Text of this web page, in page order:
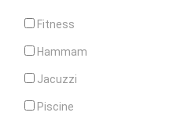
Fitness
Hammam
Jacuzzi
Piscine